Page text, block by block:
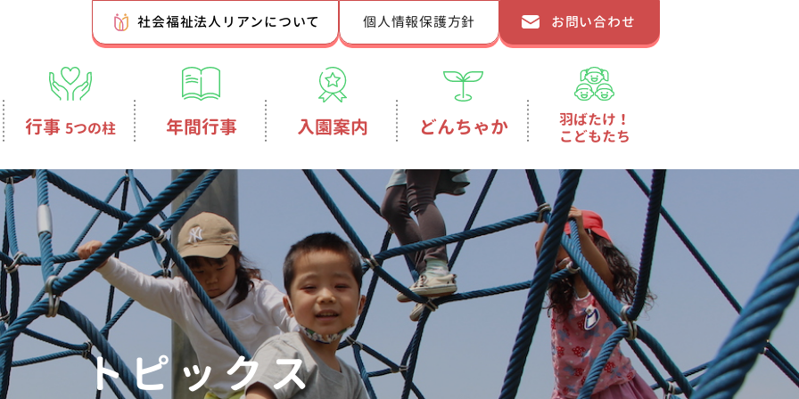
社会福祉法人リアンについて 個人情報保護方針 お問い合わせ
行事 5つの柱 年間行事 入園案内 どんちゃか
羽ばたけ！
こどもたち
トピックス